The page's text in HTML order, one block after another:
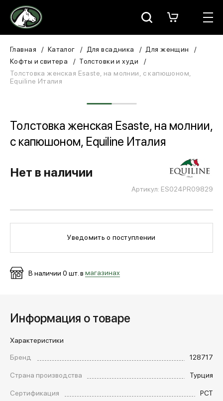
Москва
Для всадника
ЗООТОВАРЫ
БРЕНДЫ
МЕДИА
ОПЛАТА И ДОСТАВКА
Главная Каталог Для всадника
Для женщин
Кофты и свитера
Толстовки и худи
Толстовка женская Esaste, на молнии, с капюшоном,
Equiline Италия
Толстовка женская Esaste, на молнии,
с капюшоном, Equiline Италия
Артикул: ES024PR09829
Нет в наличии
Уведомить о поступлении
В наличии 0 шт. в магазинах
Информация о товаре
Характеристики
Бренд
128717
Страна производства
Турция
Сертификация
РСТ